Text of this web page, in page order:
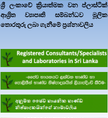
ශ්‍රී ලංකාවේ ක්‍රියාත්මක වන ප්ලාස්ටික්
ආශ්‍රිත ව්‍යාපෘති සම්බන්ධව මූලික
තොරතුරු ලබා ගැනීමේ ප්‍රශ්නාවලිය